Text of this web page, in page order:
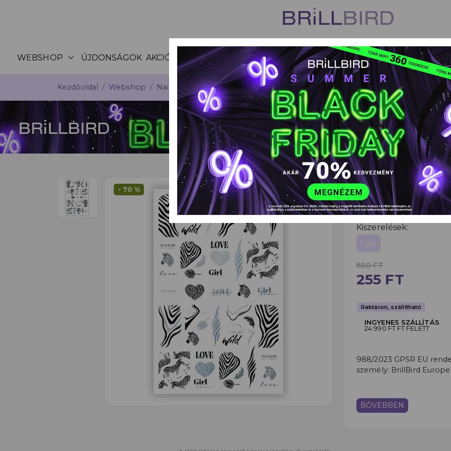
WEBSHOP expand_more ÚJDONSÁGOK AKCIÓK KATALÓGUS VISZONTELADÓK TANFOLYAMOK
Kezdőoldal Webshop Nail Art Matricák Vizes körömmatrica - Silver Zebra
- 70 % Vizes
EAN kód:
Kiszerelések:
850 FT
255 FT
Raktáron, szállítható
INGYENES SZÁLLÍTÁS
24 990 FT FT FELETT
988/2023 GPSR EU
személy: BrillBird
BŐVEBBEN